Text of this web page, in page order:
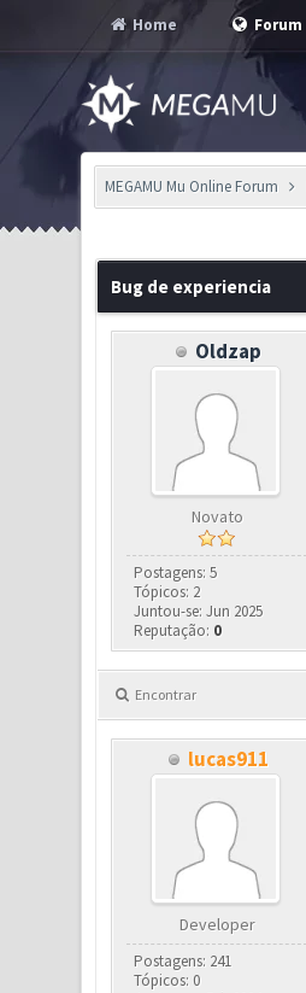
Home Forum
MEGAMU Mu Online Forum
Bug de experiencia
Oldzap
Novato
Postagens: 5
Tópicos: 2
Juntou-se: Jun 2025
Reputação: 0
Encontrar
lucas911
Developer
Postagens: 241
Tópicos: 0